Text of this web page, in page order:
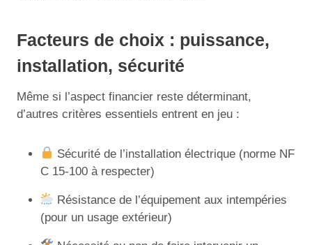
Facteurs de choix : puissance,
installation, sécurité
Même si l’aspect financier reste déterminant,
d’autres critères essentiels entrent en jeu :
Sécurité de l’installation électrique (norme NF
C 15-100 à respecter)
Résistance de l’équipement aux intempéries
(pour un usage extérieur)